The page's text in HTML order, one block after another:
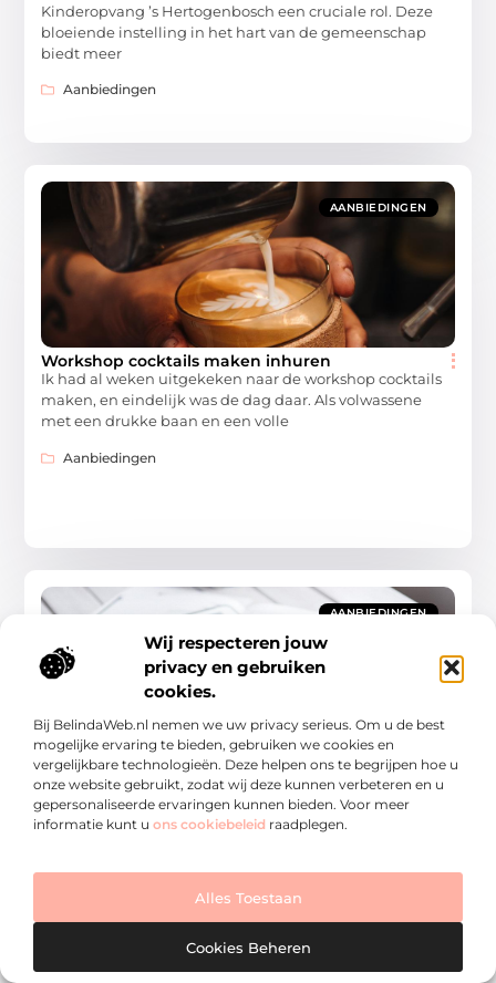
Wij respecteren jouw
privacy en gebruiken
cookies.
Bij BelindaWeb.nl nemen we uw privacy serieus. Om u de best
mogelijke ervaring te bieden, gebruiken we cookies en
vergelijkbare technologieën. Deze helpen ons te begrijpen hoe u
onze website gebruikt, zodat wij deze kunnen verbeteren en u
gepersonaliseerde ervaringen kunnen bieden. Voor meer
informatie kunt u ons cookiebeleid raadplegen.
Alles Toestaan
Cookies Beheren
Kinderopvang ’s Hertogenbosch een cruciale rol. Deze
bloeiende instelling in het hart van de gemeenschap
biedt meer
Aanbiedingen
AANBIEDINGEN
Workshop cocktails maken inhuren
Ik had al weken uitgekeken naar de workshop cocktails
maken, en eindelijk was de dag daar. Als volwassene
met een drukke baan en een volle
Aanbiedingen
AANBIEDINGEN
Effectieve manieren om van ongewenste
reclame af te komen
De overvloed aan reclame Je kent het wel, je
brievenbus puilt uit van reclamefolders, je inbox zit vol
Aanbiedingen